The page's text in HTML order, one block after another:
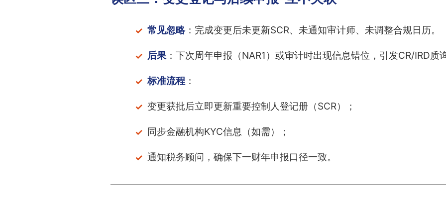
常见忽略：完成变更后未更新SCR、未通知审计师、未调整合规日历。
后果：下次周年申报（NAR1）或审计时出现信息错位，引发CR/IRD质
标准流程：
变更获批后立即更新重要控制人登记册（SCR）；
同步金融机构KYC信息（如需）；
通知税务顾问，确保下一财年申报口径一致。